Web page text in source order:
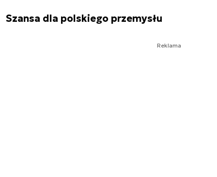
Szansa dla polskiego przemysłu
Reklama